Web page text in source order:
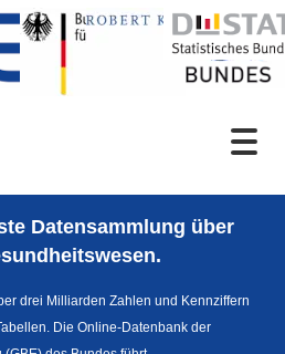
Datensammlung über
drei Milliarden Zahlen und Kennziffern
Die Online-Datenbank der